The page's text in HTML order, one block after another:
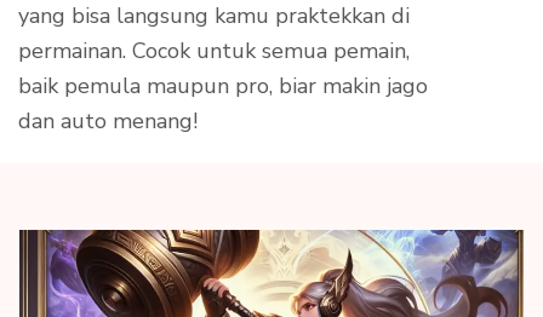
yang bisa langsung kamu praktekkan di
permainan. Cocok untuk semua pemain,
baik pemula maupun pro, biar makin jago
dan auto menang!